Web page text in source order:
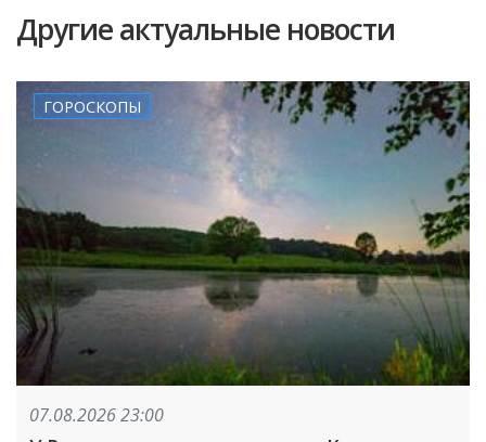
Другие актуальные новости
ГОРОСКОПЫ
07.08.2026 23:00